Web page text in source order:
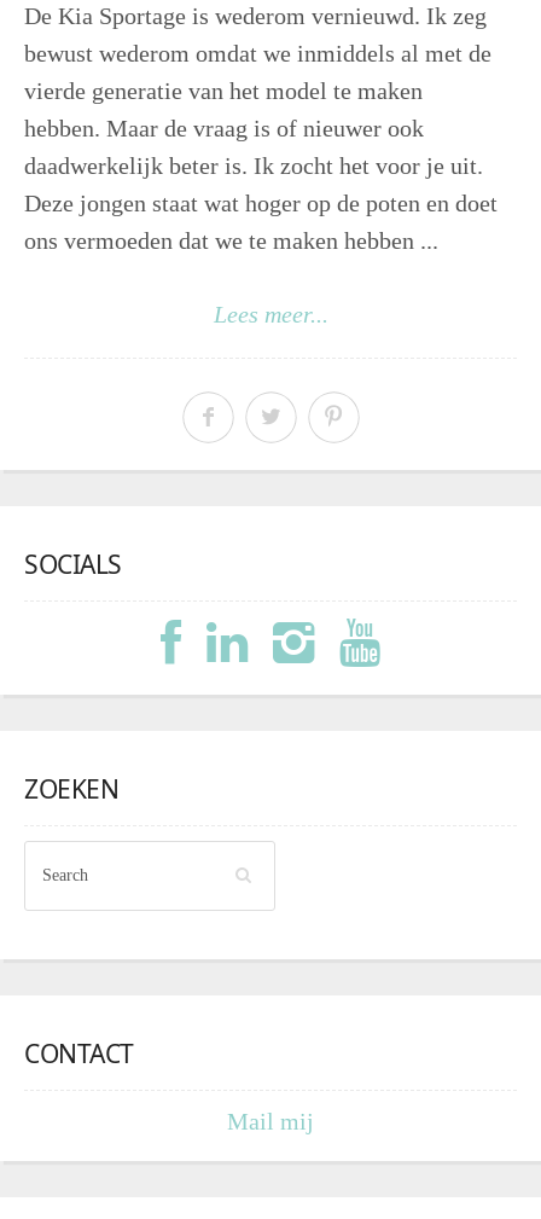
De Kia Sportage is wederom vernieuwd. Ik zeg
bewust wederom omdat we inmiddels al met de
vierde generatie van het model te maken
hebben. Maar de vraag is of nieuwer ook
daadwerkelijk beter is. Ik zocht het voor je uit.
Deze jongen staat wat hoger op de poten en doet
ons vermoeden dat we te maken hebben ...
Lees meer...
SOCIALS
ZOEKEN
CONTACT
Mail mij